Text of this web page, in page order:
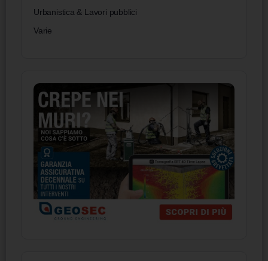
Urbanistica & Lavori pubblici
Varie